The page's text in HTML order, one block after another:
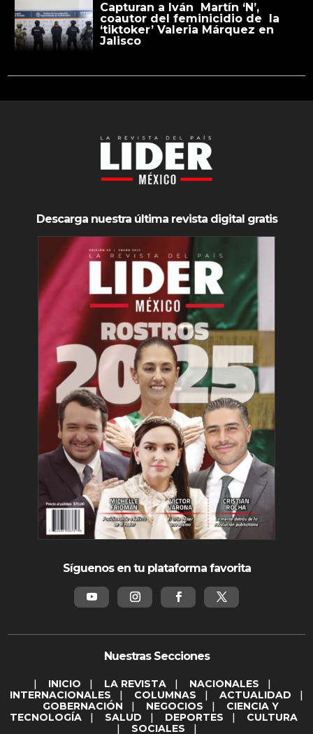
Capturan a Iván Martín ‘N’,
coautor del feminicidio de la
‘tiktoker’ Valeria Márquez en
Jalisco
Descarga nuestra última revista digital gratis
Síguenos en tu plataforma favorita
Nuestras Secciones
| INICIO | LA REVISTA | NACIONALES |
INTERNACIONALES | COLUMNAS | ACTUALIDAD |
GOBERNACIÓN | NEGOCIOS | CIENCIA Y
TECNOLOGÍA | SALUD | DEPORTES | CULTURA
| SOCIALES |